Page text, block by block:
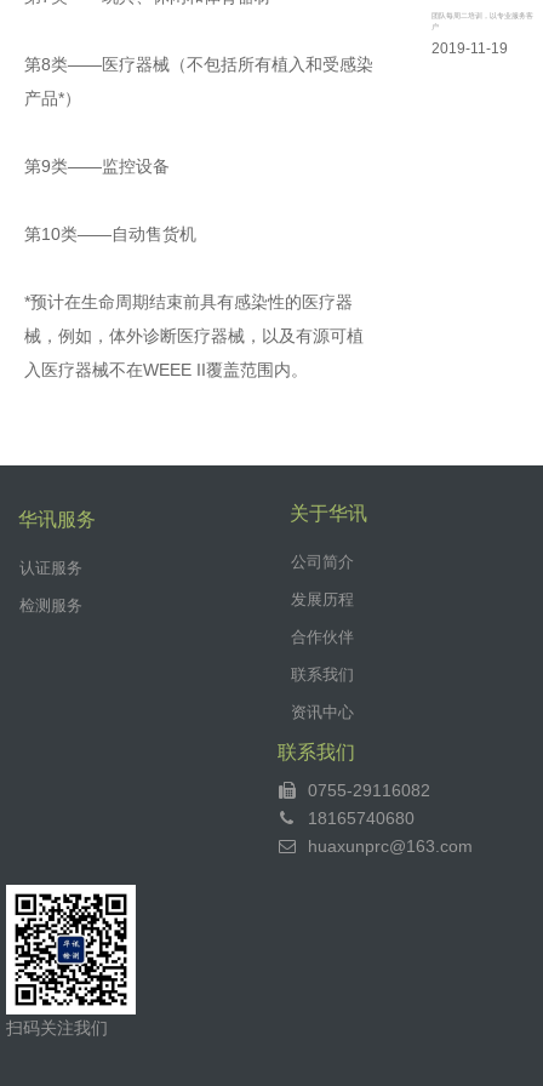
第8类——医疗器械（不包括所有植入和受感染
产品*）
第9类——监控设备
第10类——自动售货机
*预计在生命周期结束前具有感染性的医疗器
械，例如，体外诊断医疗器械，以及有源可植
入医疗器械不在WEEE II覆盖范围内。
团队每周二培训，以专业服务客
户
2019-11-19
华讯服务
认证服务
检测服务
关于华讯
公司简介
发展历程
合作伙伴
联系我们
资讯中心
联系我们
0755-29116082
18165740680
huaxunprc@163.com
扫码关注我们